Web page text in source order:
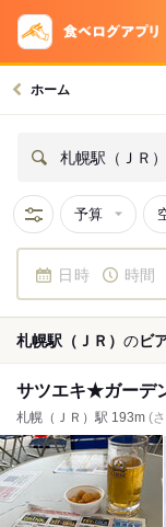
ホーム
札幌駅（ＪＲ
予算
日時 時間
札幌駅（ＪＲ） のビ
サツエキ★ガーデ
札幌（ＪＲ）駅 193m (